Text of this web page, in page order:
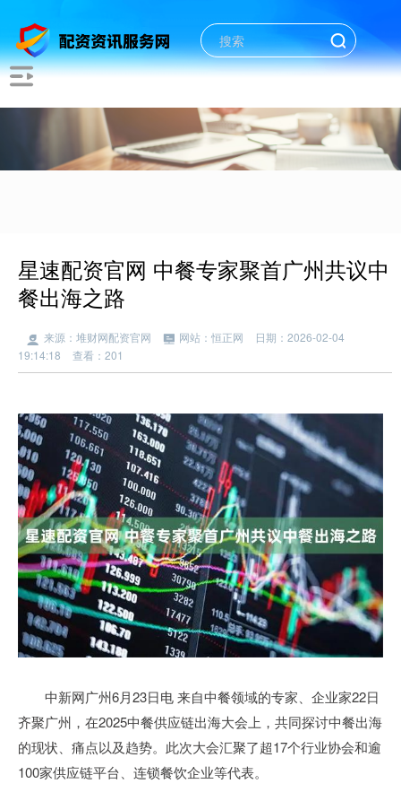
星速配资官网 中餐专家聚首广州共议中
餐出海之路
来源：堆财网配资官网 网站：恒正网
日期：2026-02-04
19:14:18
查看：201
中新网广州6月23日电 来自中餐领域的专家、企业家22日
齐聚广州，在2025中餐供应链出海大会上，共同探讨中餐出海
的现状、痛点以及趋势。此次大会汇聚了超17个行业协会和逾
100家供应链平台、连锁餐饮企业等代表。